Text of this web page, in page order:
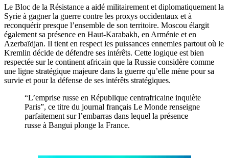
Le Bloc de la Résistance a aidé militairement et diplomatiquement la
Syrie à gagner la guerre contre les proxys occidentaux et à
reconquérir presque l’ensemble de son territoire. Moscou élargit
également sa présence en Haut-Karabakh, en Arménie et en
Azerbaïdjan. Il tient en respect les puissances ennemies partout où le
Kremlin décide de défendre ses intérêts. Cette logique est bien
respectée sur le continent africain que la Russie considère comme
une ligne stratégique majeure dans la guerre qu’elle mène pour sa
survie et pour la défense de ses intérêts stratégiques.
“L’emprise russe en République centrafricaine inquiète
Paris”, ce titre du journal français Le Monde renseigne
parfaitement sur l’embarras dans lequel la présence
russe à Bangui plonge la France.